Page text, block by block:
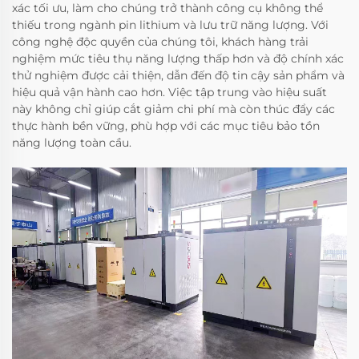
xác tối ưu, làm cho chúng trở thành công cụ không thể
thiếu trong ngành pin lithium và lưu trữ năng lượng. Với
công nghệ độc quyền của chúng tôi, khách hàng trải
nghiệm mức tiêu thụ năng lượng thấp hơn và độ chính xác
thử nghiệm được cải thiện, dẫn đến độ tin cậy sản phẩm và
hiệu quả vận hành cao hơn. Việc tập trung vào hiệu suất
này không chỉ giúp cắt giảm chi phí mà còn thúc đẩy các
thực hành bền vững, phù hợp với các mục tiêu bảo tồn
năng lượng toàn cầu.